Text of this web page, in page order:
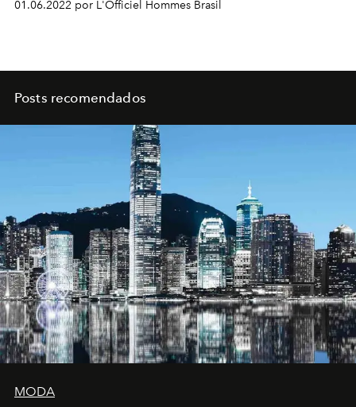
01.06.2022 por L'Officiel Hommes Brasil
Posts recomendados
MODA